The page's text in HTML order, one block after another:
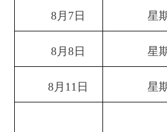
8月7日 星
8月8日 星
8月11日 星